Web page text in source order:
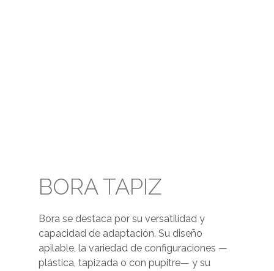
BORA TAPIZ
Bora se destaca por su versatilidad y
capacidad de adaptación. Su diseño
apilable, la variedad de configuraciones —
plástica, tapizada o con pupitre— y su